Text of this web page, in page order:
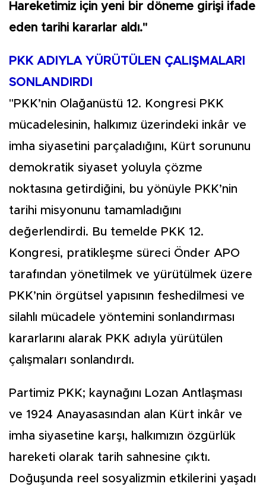
Hareketimiz için yeni bir döneme girişi ifade
eden tarihi kararlar aldı."
PKK ADIYLA YÜRÜTÜLEN ÇALIŞMALARI
SONLANDIRDI
"PKK’nin Olağanüstü 12. Kongresi PKK
mücadelesinin, halkımız üzerindeki inkâr ve
imha siyasetini parçaladığını, Kürt sorununu
demokratik siyaset yoluyla çözme
noktasına getirdiğini, bu yönüyle PKK’nin
tarihi misyonunu tamamladığını
değerlendirdi. Bu temelde PKK 12.
Kongresi, pratikleşme süreci Önder APO
tarafından yönetilmek ve yürütülmek üzere
PKK’nin örgütsel yapısının feshedilmesi ve
silahlı mücadele yöntemini sonlandırması
kararlarını alarak PKK adıyla yürütülen
çalışmaları sonlandırdı.
Partimiz PKK; kaynağını Lozan Antlaşması
ve 1924 Anayasasından alan Kürt inkâr ve
imha siyasetine karşı, halkımızın özgürlük
hareketi olarak tarih sahnesine çıktı.
Doğuşunda reel sosyalizmin etkilerini yaşadı